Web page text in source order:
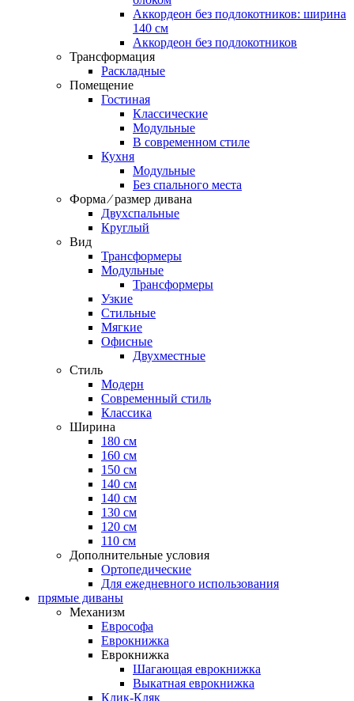
Аккордеон без подлокотников: ширина
140 см
Аккордеон без подлокотников
Трансформация
Раскладные
Помещение
Гостиная
Классические
Модульные
В современном стиле
Кухня
Модульные
Без спального места
Форма ⁄ размер дивана
Двухспальные
Круглый
Вид
Трансформеры
Модульные
Трансформеры
Узкие
Стильные
Мягкие
Офисные
Двухместные
Стиль
Модерн
Современный стиль
Классика
Ширина
180 см
160 см
150 см
140 см
140 см
130 см
120 см
110 см
Дополнительные условия
Ортопедические
Для ежедневного использования
прямые диваны
Механизм
Еврософа
Еврокнижка
Еврокнижка
Шагающая еврокнижка
Выкатная еврокнижка
Клик-Кляк